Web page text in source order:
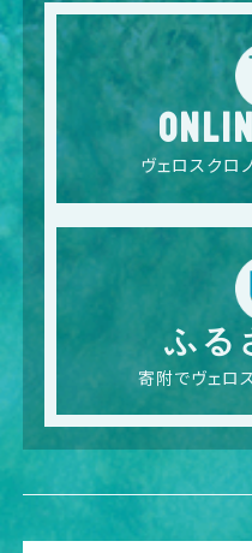
ヴェロスクロ
ふる
寄附でヴェロ